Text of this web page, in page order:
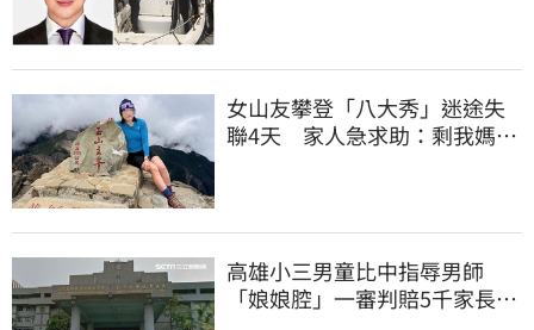
女山友攀登「八大秀」迷途失
聯4天 家人急求助：剩我媽還
高雄小三男童比中指辱男師
「娘娘腔」一審判賠5千家長不